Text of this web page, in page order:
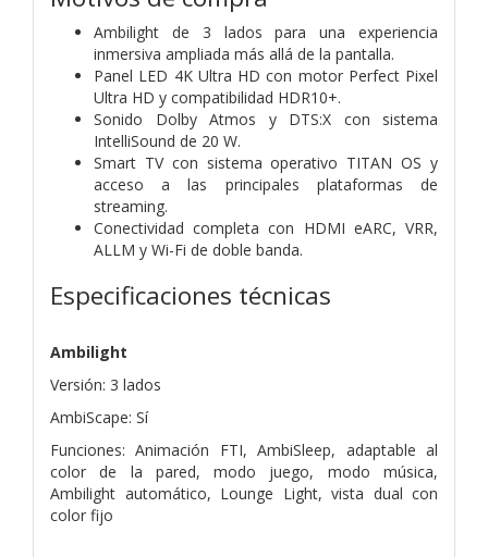
Ambilight de 3 lados para una experiencia
inmersiva ampliada más allá de la pantalla.
Panel LED 4K Ultra HD con motor Perfect Pixel
Ultra HD y compatibilidad HDR10+.
Sonido Dolby Atmos y DTS:X con sistema
IntelliSound de 20 W.
Smart TV con sistema operativo TITAN OS y
acceso a las principales plataformas de
streaming.
Conectividad completa con HDMI eARC, VRR,
ALLM y Wi-Fi de doble banda.
Especificaciones técnicas
Ambilight
Versión: 3 lados
AmbiScape: Sí
Funciones: Animación FTI, AmbiSleep, adaptable al
color de la pared, modo juego, modo música,
Ambilight automático, Lounge Light, vista dual con
color fijo